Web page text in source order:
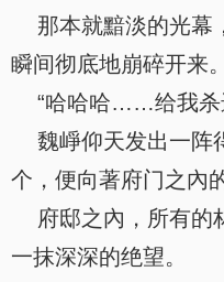
那本就黯淡的光幕
瞬间彻底地崩碎开来。
“哈哈哈……给我杀
魏崢仰天发出一阵
个，便向著府门之內
府邸之內，所有的
一抹深深的绝望。